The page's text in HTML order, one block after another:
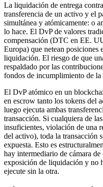
La liquidación de entrega
transferencia de un activo y el
simultánea y atómicamente: o
lo hace. El DvP de valores
compensación (DTC en EE.
Europa) que netean posiciones
liquidación. El riesgo de que
respaldado por las
fondos de incumplimiento de la
El DvP atómico en un
en escrow tanto los tokens del
luego ejecuta ambas
transacción. Si cualquiera de
insuficientes, violación de una
del activo), toda la transacción
expuesta. Esto es
hay intermediario de cámara
exposición de liquidación y no
ejecute sin la otra.